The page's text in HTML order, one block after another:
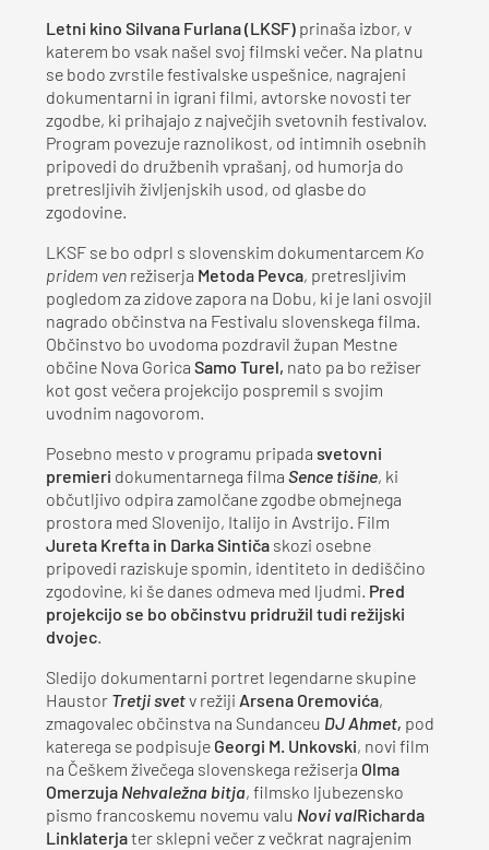
Letni kino Silvana Furlana (LKSF) prinaša izbor, v
katerem bo vsak našel svoj filmski večer. Na platnu
se bodo zvrstile festivalske uspešnice, nagrajeni
dokumentarni in igrani filmi, avtorske novosti ter
zgodbe, ki prihajajo z največjih svetovnih festivalov.
Program povezuje raznolikost, od intimnih osebnih
pripovedi do družbenih vprašanj, od humorja do
pretresljivih življenjskih usod, od glasbe do
zgodovine.
LKSF se bo odprl s slovenskim dokumentarcem Ko
pridem ven režiserja Metoda Pevca, pretresljivim
pogledom za zidove zapora na Dobu, ki je lani osvojil
nagrado občinstva na Festivalu slovenskega filma.
Občinstvo bo uvodoma pozdravil župan Mestne
občine Nova Gorica Samo Turel, nato pa bo režiser
kot gost večera projekcijo pospremil s svojim
uvodnim nagovorom.
Posebno mesto v programu pripada svetovni
premieri dokumentarnega filma Sence tišine, ki
občutljivo odpira zamolčane zgodbe obmejnega
prostora med Slovenijo, Italijo in Avstrijo. Film
Jureta Krefta in Darka Sintiča skozi osebne
pripovedi raziskuje spomin, identiteto in dediščino
zgodovine, ki še danes odmeva med ljudmi. Pred
projekcijo se bo občinstvu pridružil tudi režijski
dvojec.
Sledijo dokumentarni portret legendarne skupine
Haustor Tretji svetv režiji Arsena Oremovića,
zmagovalec občinstva na Sundanceu DJ Ahmet, pod
katerega se podpisuje Georgi M. Unkovski, novi film
na Češkem živečega slovenskega režiserja Olma
Omerzuja Nehvaležna bitja, filmsko ljubezensko
pismo francoskemu novemu valu Novi valRicharda
Linklaterjater sklepni večer z večkrat nagrajenim